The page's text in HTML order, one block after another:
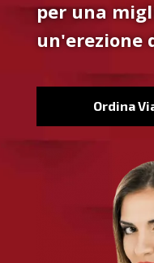
per una
un'erezione
Ordina